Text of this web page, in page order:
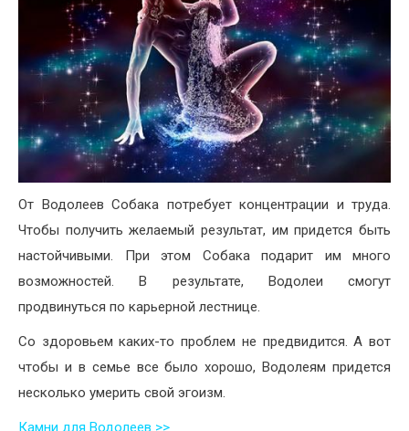
От Водолеев Собака потребует концентрации и труда.
Чтобы получить желаемый результат, им придется быть
настойчивыми. При этом Собака подарит им много
возможностей. В результате, Водолеи смогут
продвинуться по карьерной лестнице.
Со здоровьем каких-то проблем не предвидится. А вот
чтобы и в семье все было хорошо, Водолеям придется
несколько умерить свой эгоизм.
Камни для Водолеев >>